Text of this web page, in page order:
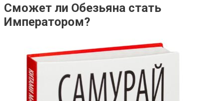
Сможет ли Обезьяна стать
Императором?